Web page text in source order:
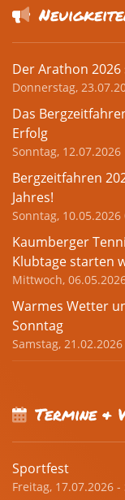
Der Arathon
Donnerstag,
Das
Erfolg
Sonntag, 12.07.2026
Bergzeitfahren
Jahres!
Sonntag, 10.05.2026
Kaumberger
Klubtage starten
Mittwoch,
Warmes Wetter
Sonntag
Samstag,
Termine &
Sportfest
Freitag, 17.07.2026